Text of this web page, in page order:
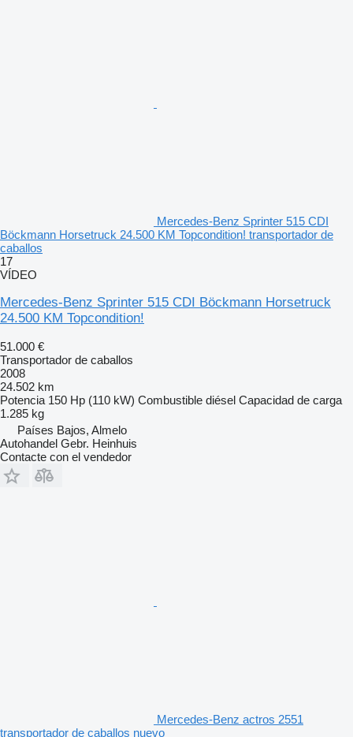
Mercedes-Benz Sprinter 515 CDI
Böckmann Horsetruck 24.500 KM Topcondition! transportador de
caballos
17
VÍDEO
Mercedes-Benz Sprinter 515 CDI Böckmann Horsetruck
24.500 KM Topcondition!
51.000 €
Transportador de caballos
2008
24.502 km
Potencia 150 Hp (110 kW) Combustible diésel Capacidad de carga
1.285 kg
Países Bajos, Almelo
Autohandel Gebr. Heinhuis
Contacte con el vendedor
Mercedes-Benz actros 2551
transportador de caballos nuevo